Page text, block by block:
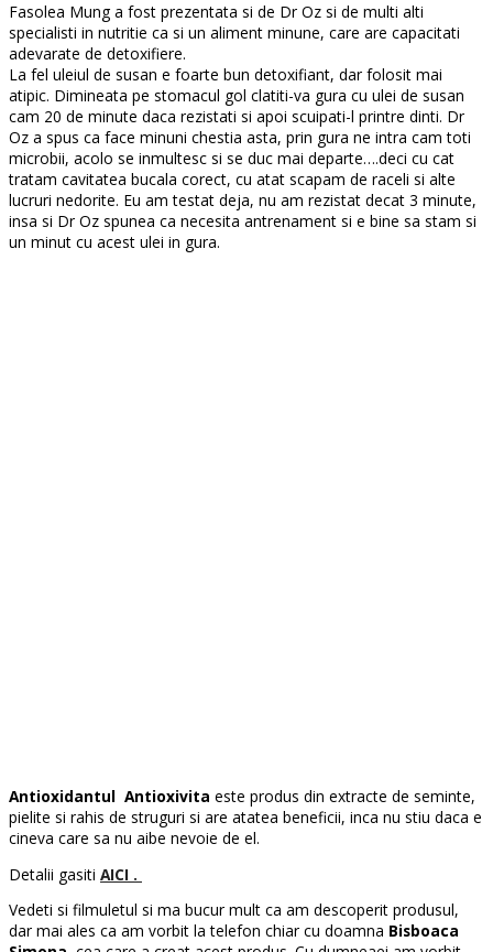
Fasolea Mung a fost prezentata si de Dr Oz si de multi alti
specialisti in nutritie ca si un aliment minune, care are capacitati
adevarate de detoxifiere.
La fel uleiul de susan e foarte bun detoxifiant, dar folosit mai
atipic. Dimineata pe stomacul gol clatiti-va gura cu ulei de susan
cam 20 de minute daca rezistati si apoi scuipati-l printre dinti. Dr
Oz a spus ca face minuni chestia asta, prin gura ne intra cam toti
microbii, acolo se inmultesc si se duc mai departe….deci cu cat
tratam cavitatea bucala corect, cu atat scapam de raceli si alte
lucruri nedorite. Eu am testat deja, nu am rezistat decat 3 minute,
insa si Dr Oz spunea ca necesita antrenament si e bine sa stam si
un minut cu acest ulei in gura.
Antioxidantul Antioxivita este produs din extracte de seminte,
pielite si rahis de struguri si are atatea beneficii, inca nu stiu daca e
cineva care sa nu aibe nevoie de el.
Detalii gasiti AICI .
Vedeti si filmuletul si ma bucur mult ca am descoperit produsul,
dar mai ales ca am vorbit la telefon chiar cu doamna Bisboaca